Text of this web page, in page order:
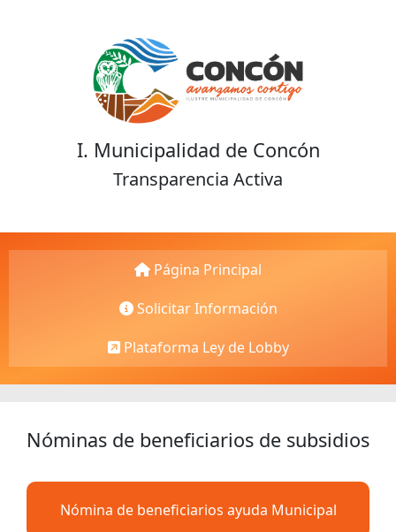
I. Municipalidad de Concón
Transparencia Activa
Página Principal
Solicitar Información
Plataforma Ley de Lobby
Nóminas de beneficiarios de subsidios
Nómina de beneficiarios ayuda Municipal